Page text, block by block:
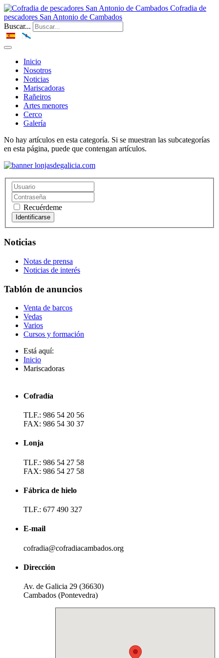
Cofradia de
pescadores San Antonio de Cambados
Buscar...
Inicio
Nosotros
Noticias
Mariscadoras
Rañeiros
Artes menores
Cerco
Galería
No hay artículos en esta categoría. Si se muestran las subcategorías
en esta página, puede que contengan artículos.
Recuérdeme
Noticias
Notas de prensa
Noticias de interés
Tablón de anuncios
Venta de barcos
Vedas
Varios
Cursos y formación
Está aquí:
Inicio
Mariscadoras
Cofradía
TLF.: 986 54 20 56
FAX: 986 54 30 37
Lonja
TLF.: 986 54 27 58
FAX: 986 54 27 58
Fábrica de hielo
TLF.: 677 490 327
E-mail
cofradia@cofradiacambados.org
Dirección
Av. de Galicia 29 (36630)
Cambados (Pontevedra)